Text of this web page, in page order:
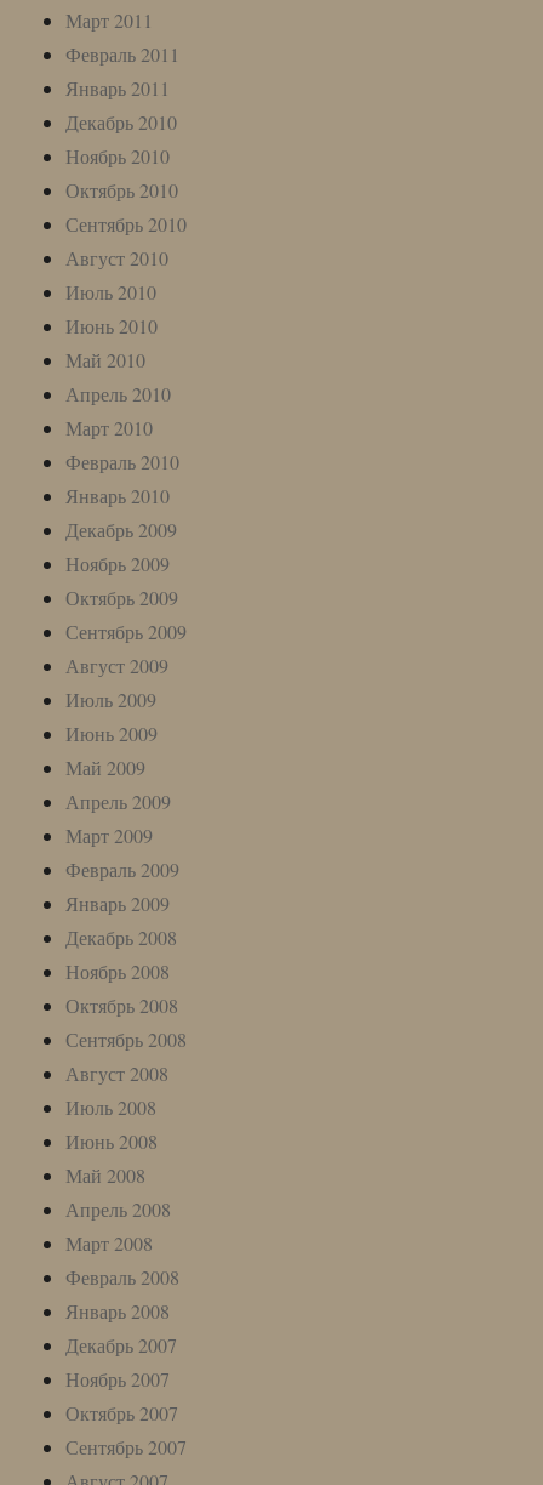
Март 2011
Февраль 2011
Январь 2011
Декабрь 2010
Ноябрь 2010
Октябрь 2010
Сентябрь 2010
Август 2010
Июль 2010
Июнь 2010
Май 2010
Апрель 2010
Март 2010
Февраль 2010
Январь 2010
Декабрь 2009
Ноябрь 2009
Октябрь 2009
Сентябрь 2009
Август 2009
Июль 2009
Июнь 2009
Май 2009
Апрель 2009
Март 2009
Февраль 2009
Январь 2009
Декабрь 2008
Ноябрь 2008
Октябрь 2008
Сентябрь 2008
Август 2008
Июль 2008
Июнь 2008
Май 2008
Апрель 2008
Март 2008
Февраль 2008
Январь 2008
Декабрь 2007
Ноябрь 2007
Октябрь 2007
Сентябрь 2007